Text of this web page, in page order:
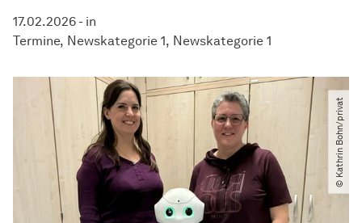
17.02.2026 - in
Termine Newskategorie 1 Newskategorie 1
© Kathrin Bohn​/​privat